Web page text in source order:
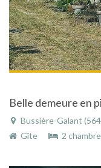
Belle demeure en
Bussière-Galant (5648
Gîte
2